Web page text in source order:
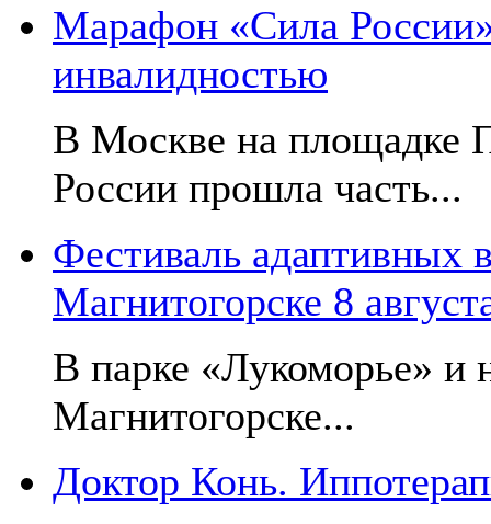
Марафон «Сила
инвалидностью
В Москве на площадке
России прошла часть...
Фестиваль адаптивных
Магнитогорске 8
В парке «Лукоморье» и
Магнитогорске...
Доктор Конь.